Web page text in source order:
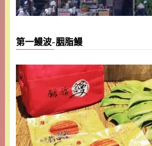
第一鰻波-胭脂鰻